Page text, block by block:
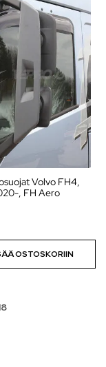
Volvo FH4,
, FH Aero
OSTOSKORIIN